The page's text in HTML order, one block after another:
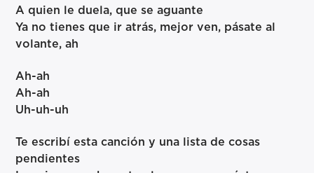
A quien le duela, que se aguante
Ya no tienes que ir atrás, mejor ven, pásate al
volante, ah
Ah-ah
Ah-ah
Uh-uh-uh
Te escribí esta canción y una lista de cosas
pendientes